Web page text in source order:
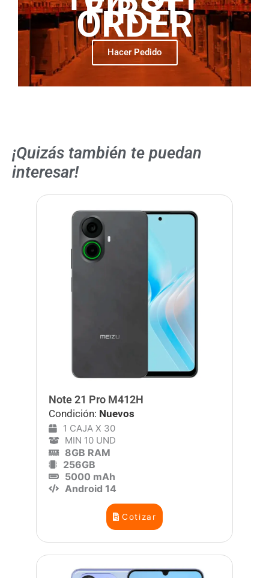
FIRST
ORDER
Hacer Pedido
¡Quizás también te puedan
interesar!
Note 21 Pro M412H
Condición: Nuevos
1 CAJA X 30
MIN 10 UND
8GB RAM
256GB
5000 mAh
Android 14
Cotizar